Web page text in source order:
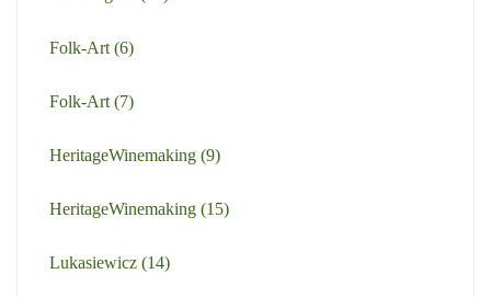
Folk-Art (6)
Folk-Art (7)
HeritageWinemaking (9)
HeritageWinemaking (15)
Lukasiewicz (14)